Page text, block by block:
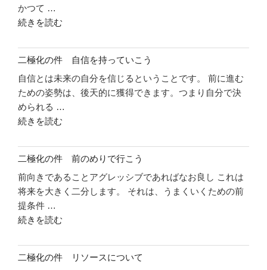
かつて …
"何
た
め
に？
4"
の
続きを読む
二極化の件 自信を持っていこう
自信とは未来の自分を信じるということです。 前に進む
ための姿勢は、後天的に獲得できます。つまり自分で決
められる …
"二
化
の
件
自
信
を
っ
て
続きを読む
二極化の件 前のめりで行こう
前向きであることアグレッシブであればなお良し これは
将来を大きく二分します。 それは、うまくいくための前
提条件 …
"二
化
の
続きを読む
二極化の件 リソースについて